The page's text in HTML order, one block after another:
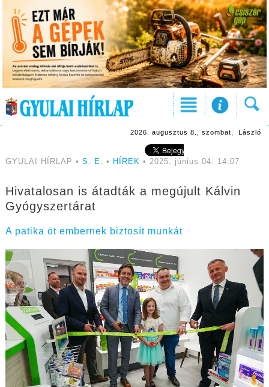
2026. augusztus 8., szombat, László
GYULAI HÍRLAP • S. E. • HÍREK • 2025. június 04. 14:07
Hivatalosan is átadták a megújult Kálvin
Gyógyszertárat
A patika öt embernek biztosít munkát